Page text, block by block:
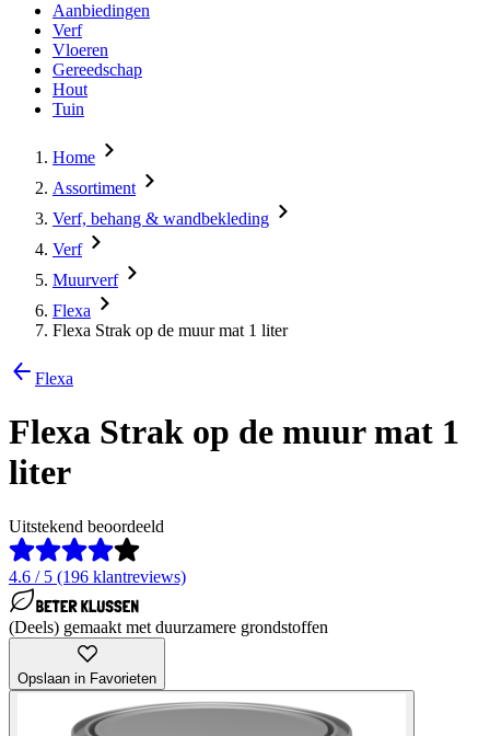
Aanbiedingen
Verf
Vloeren
Gereedschap
Hout
Tuin
Home
Assortiment
Verf, behang & wandbekleding
Verf
Muurverf
Flexa
Flexa Strak op de muur mat 1 liter
Flexa
Flexa Strak op de muur mat 1
liter
Uitstekend beoordeeld
4.6 / 5 (196 klantreviews)
(Deels) gemaakt met duurzamere grondstoffen
Opslaan in Favorieten